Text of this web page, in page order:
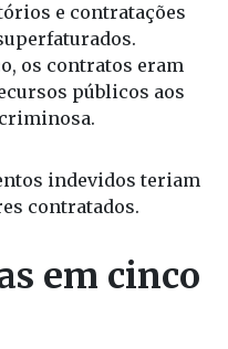
e contratações
os contratos eram
públicos aos
indevidos teriam
contratados.
em cinco